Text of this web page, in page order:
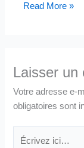
Read More »
Laisser un
Votre adresse e-
obligatoires sont